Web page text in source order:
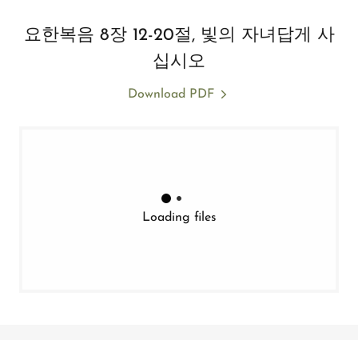
요한복음 8장 12-20절, 빛의 자녀답게 사
십시오
Download PDF
Loading files